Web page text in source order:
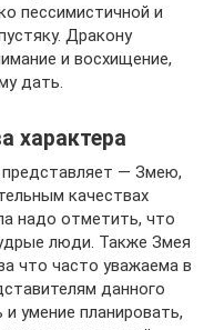
пессимистичной и
Дракону
и восхищение,
дать.
характера
представляет — Змею,
качествах
надо отметить, что
люди. Также Змея
что часто уважаема в
данного
умение планировать,